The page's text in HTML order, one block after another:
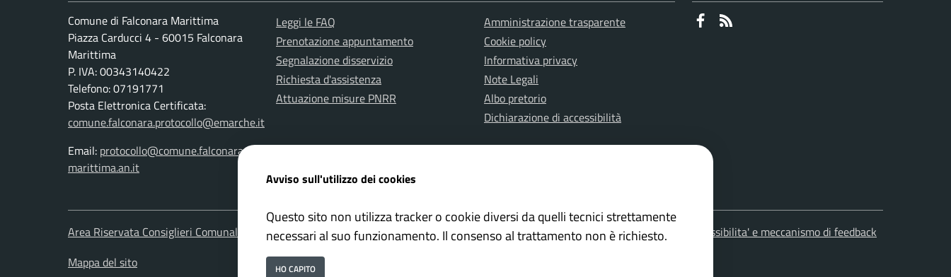
Comune di Falconara Marittima
Piazza Carducci 4 - 60015 Falconara
Marittima
P. IVA: 00343140422
Telefono: 07191771
Posta Elettronica Certificata:
comune.falconara.protocollo@emarche.it
Email: protocollo@comune.falconara-
marittima.an.it
Leggi le FAQ
Prenotazione appuntamento
Segnalazione disservizio
Richiesta d'assistenza
Attuazione misure PNRR
Amministrazione trasparente
Cookie policy
Informativa privacy
Note Legali
Albo pretorio
Dichiarazione di accessibilità
Faceboook
Area Riservata Consiglieri Comunali Area Riservata Polizia Locale Whistleblowing – Segnalazioni illeciti
Accessibilita' e meccanismo di feedback
Mappa del sito
Avviso sull'utilizzo dei cookies
Questo sito non utilizza tracker o cookie diversi da quelli tecnici strettamente
necessari al suo funzionamento. Il consenso al trattamento non è richiesto.
HO CAPITO